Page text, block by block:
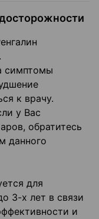
симптомы
к врачу.
у Вас
обратитесь
данного
для
3-х лет в связи
и